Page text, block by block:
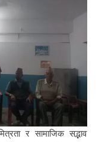
र सामाजिक सद्भाव